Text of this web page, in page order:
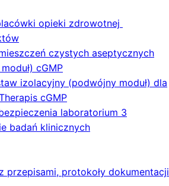
opieki zdrowotnej
czystych aseptycznych
cGMP
izolacyjny (podwójny moduł) dla
cGMP
laboratorium 3
badań klinicznych
przepisami, protokoły dokumentacji